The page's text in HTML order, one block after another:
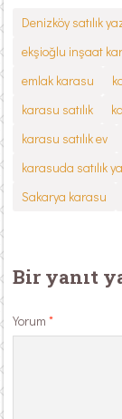
Denizköy satılık
ekşioğlu inşaat
emlak karasu
karasu satılık
karasu satılık ev
karasuda satılık
Sakarya karasu
Bir yanıt
Yorum*